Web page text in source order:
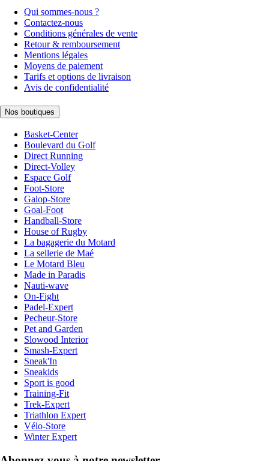
Qui sommes-nous ?
Contactez-nous
Conditions générales de vente
Retour & remboursement
Mentions légales
Moyens de paiement
Tarifs et options de livraison
Avis de confidentialité
Nos boutiques
Basket-Center
Boulevard du Golf
Direct Running
Direct-Volley
Espace Golf
Foot-Store
Galop-Store
Goal-Foot
Handball-Store
House of Rugby
La bagagerie du Motard
La sellerie de Maé
Le Motard Bleu
Made in Paradis
Nauti-wave
On-Fight
Padel-Expert
Pecheur-Store
Pet and Garden
Slowood Interior
Smash-Expert
Sneak'In
Sneakids
Sport is good
Training-Fit
Trek-Expert
Triathlon Expert
Vélo-Store
Winter Expert